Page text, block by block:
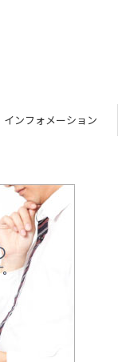
インフォメーション